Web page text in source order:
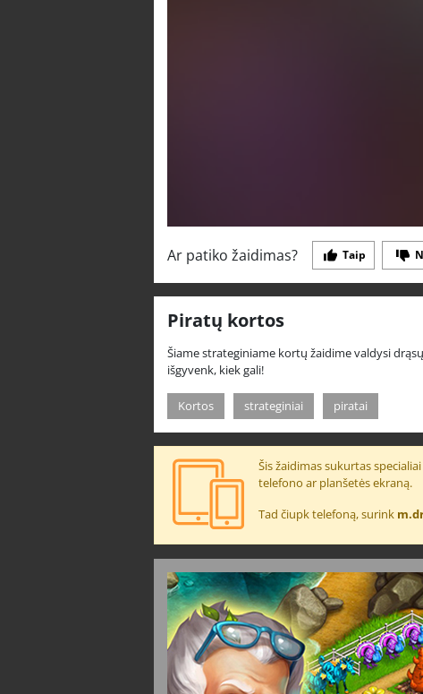
Ar patiko žaidimas? Taip
Piratų kortos
Šiame strateginiame kortų žaidime valdysi
išgyvenk, kiek gali!
Kortos strateginiai piratai
Šis žaidimas sukurtas
telefono ar planšetės ekraną.
Tad čiupk telefoną, surink